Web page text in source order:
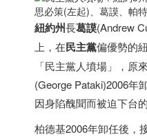
思必策(左起)、葛謨、帕
紐約州長葛謨(Andrew
上，在民主黨偏優勢的
「民主黨人墳場」，原
(George Pataki)2006年
因身陷醜聞而被迫下台
柏德基2006年卸任後，